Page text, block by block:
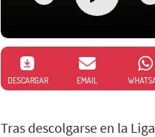
DESCARGAR EMAIL
Tras descolgarse en la